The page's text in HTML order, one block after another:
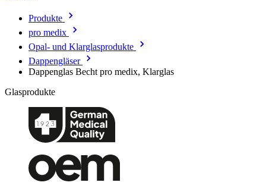
Produkte
pro medix
Opal- und Klarglasprodukte
Dappengläser
Dappenglas Becht pro medix, Klarglas
Glasprodukte